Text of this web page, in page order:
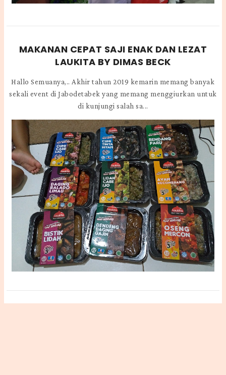
MAKANAN CEPAT SAJI ENAK DAN LEZAT
LAUKITA BY DIMAS BECK
Hallo Semuanya,.. Akhir tahun 2019 kemarin memang banyak
sekali event di Jabodetabek yang memang menggiurkan untuk
di kunjungi salah sa...